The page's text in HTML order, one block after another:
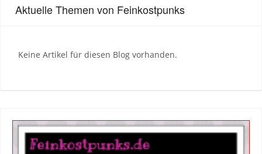
Aktuelle Themen von Feinkostpunks
Keine Artikel für diesen Blog vorhanden.